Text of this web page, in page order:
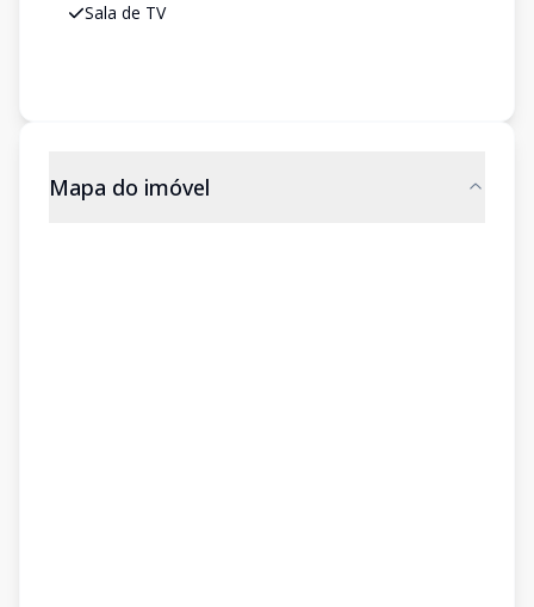
Sala de TV
Mapa do imóvel